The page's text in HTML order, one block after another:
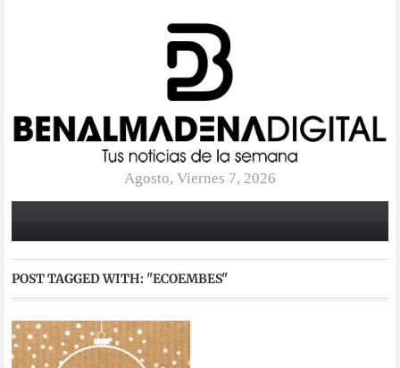
Agosto, Viernes 7, 2026
POST TAGGED WITH: "ECOEMBES"